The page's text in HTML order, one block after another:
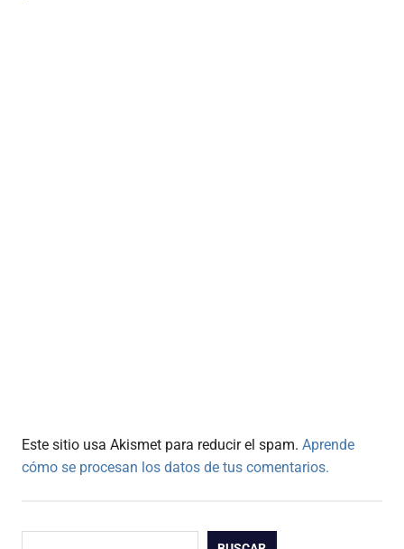
Este sitio usa Akismet para reducir el spam. Aprende
cómo se procesan los datos de tus comentarios.